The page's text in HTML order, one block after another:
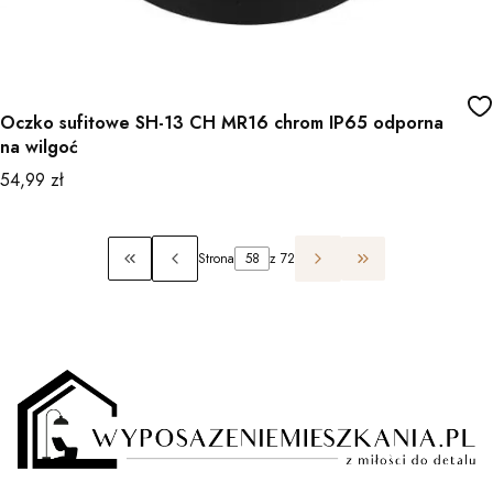
Oczko sufitowe SH-13 CH MR16 chrom IP65 odporna
na wilgoć
Cena
54,99 zł
Wróć do pierwszej strony z produktami
Strona z 72 Przejdź do